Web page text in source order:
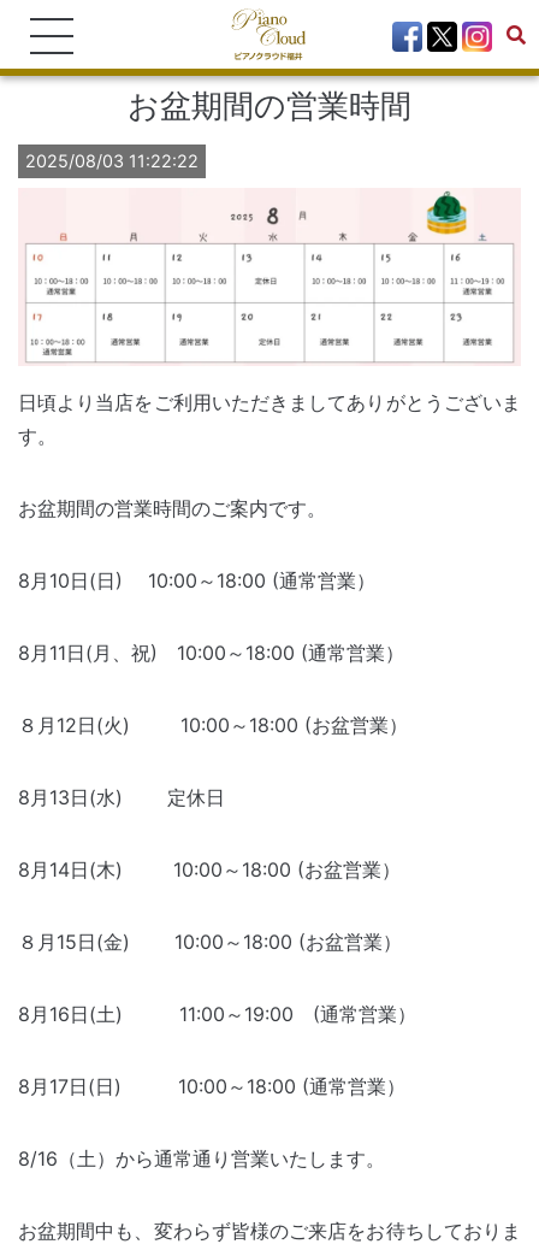
お盆期間の営業時間
2025/08/03 11:22:22
日頃より当店をご利用いただきましてありがとうございま
す。
お盆期間の営業時間のご案内です。
8月10日(日) 10:00～18:00 (通常営業）
8月11日(月、祝) 10:00～18:00 (通常営業）
８月12日(火) 10:00～18:00 (お盆営業）
8月13日(水) 定休日
8月14日(木) 10:00～18:00 (お盆営業）
８月15日(金) 10:00～18:00 (お盆営業）
8月16日(土) 11:00～19:00 (通常営業）
8月17日(日) 10:00～18:00 (通常営業）
8/16（土）から通常通り営業いたします。
お盆期間中も、変わらず皆様のご来店をお待ちしておりま